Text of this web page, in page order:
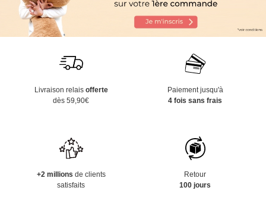
Livraison relais offerte
dès 59,90€
Paiement jusqu'à
4 fois sans frais
+2 millions de clients
satisfaits
Retour
100 jours